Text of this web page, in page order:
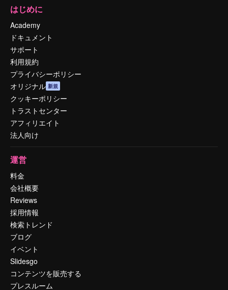
はじめに
Academy
ドキュメント
サポート
利用規約
プライバシーポリシー
オリジナル 新規
クッキーポリシー
トラストセンター
アフィリエイト
法人向け
運営
料金
会社概要
Reviews
採用情報
検索トレンド
ブログ
イベント
Slidesgo
コンテンツを販売する
プレスルーム